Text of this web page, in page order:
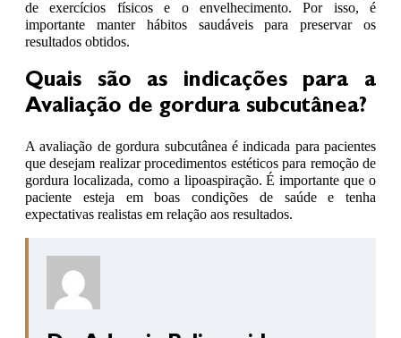
de exercícios físicos e o envelhecimento. Por isso, é
importante manter hábitos saudáveis para preservar os
resultados obtidos.
Quais são as indicações para a
Avaliação de gordura subcutânea?
A avaliação de gordura subcutânea é indicada para pacientes
que desejam realizar procedimentos estéticos para remoção de
gordura localizada, como a lipoaspiração. É importante que o
paciente esteja em boas condições de saúde e tenha
expectativas realistas em relação aos resultados.